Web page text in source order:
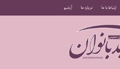
ارتباط با ما درباره ما آرشیو